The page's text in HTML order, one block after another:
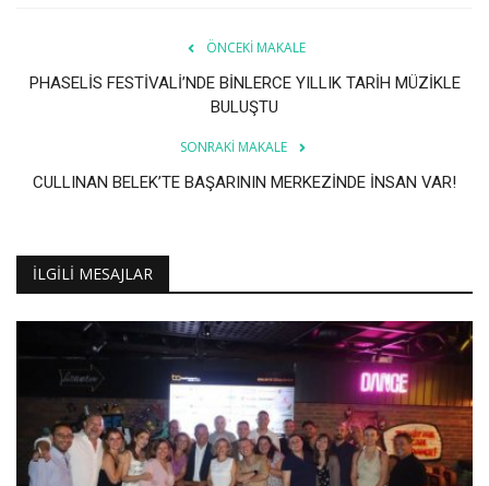
ÖNCEKI MAKALE
PHASELİS FESTİVALİ’NDE BİNLERCE YILLIK TARİH MÜZİKLE
BULUŞTU
SONRAKI MAKALE
CULLINAN BELEK’TE BAŞARININ MERKEZİNDE İNSAN VAR!
İLGILI MESAJLAR